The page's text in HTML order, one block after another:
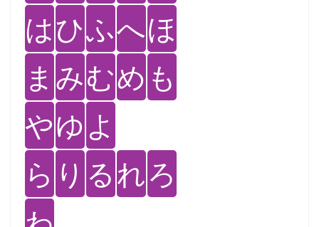
はひふへほ
ま みむめ も
やゆ よ
ら り るれろ